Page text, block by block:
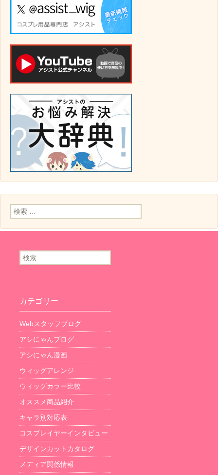
検索:
検索:
カテゴリー
Webスタッフブログ
アシにゃんブログ
アシにゃん漫画
ウィッグアレンジ
ウィッグカラー比較
オススメ商品紹介
キャラ別対応表
コスプレイヤーインタビュー
デザインカットカタログ
メディア関係情報